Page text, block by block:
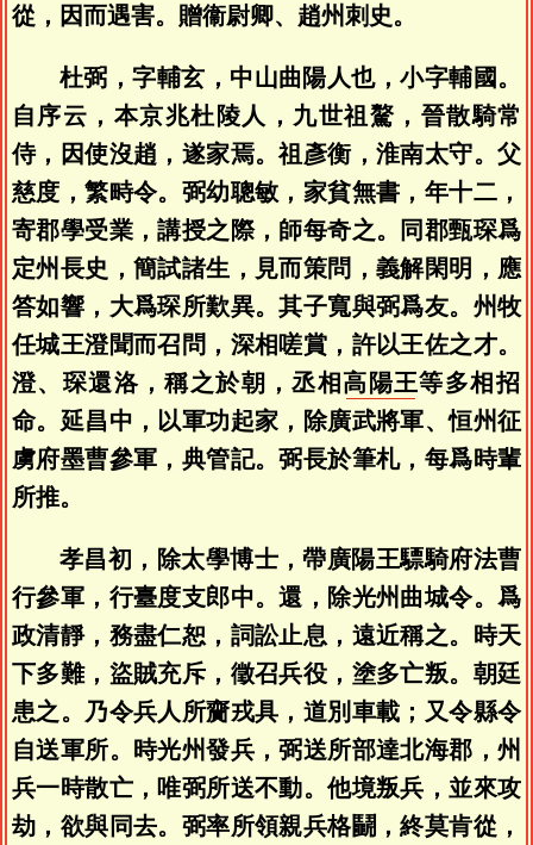
從，因而遇害。贈衞尉卿、趙州刺史。
杜弼，字輔玄，中山曲陽人也，小字輔國。
自序云，本京兆杜陵人，九世祖驁，晉散騎常
侍，因使沒趙，遂家焉。祖彥衡，淮南太守。父
慈度，繁畤令。弼幼聰敏，家貧無書，年十二，
寄郡學受業，講授之際，師每奇之。同郡甄琛爲
定州長史，簡試諸生，見而策問，義解閑明，應
答如響，大爲琛所歎異。其子寬與弼爲友。州牧
任城王澄聞而召問，深相嗟賞，許以王佐之才。
澄、琛還洛，稱之於朝，丞相高陽王等多相招
命。延昌中，以軍功起家，除廣武將軍、恒州征
虜府墨曹參軍，典管記。弼長於筆札，每爲時輩
所推。
孝昌初，除太學博士，帶廣陽王驃騎府法曹
行參軍，行臺度支郎中。還，除光州曲城令。爲
政清靜，務盡仁恕，詞訟止息，遠近稱之。時天
下多難，盜賊充斥，徵召兵役，塗多亡叛。朝廷
患之。乃令兵人所齎戎具，道別車載；又令縣令
自送軍所。時光州發兵，弼送所部達北海郡，州
兵一時散亡，唯弼所送不動。他境叛兵，並來攻
劫，欲與同去。弼率所領親兵格鬭，終莫肯從，